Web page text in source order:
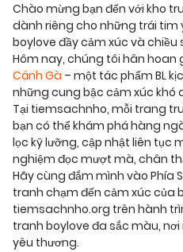
Chào mừng bạn đến với kho
dành riêng cho những trái tim
boylove đầy cảm xúc và chiều
Hôm nay, chúng tôi hân hoan
Cánh Gà – một tác phẩm BL
những cung bậc cảm xúc khó
Tại tiemsachnho, mỗi trang
bạn có thể khám phá hàng
lọc kỹ lưỡng, cập nhật liên tục
nghiệm đọc mượt mà, chân
Hãy cùng đắm mình vào Phía
tranh chạm đến cảm xúc của
tiemsachnho.org trên hành
tranh boylove đa sắc màu,
yêu thương.